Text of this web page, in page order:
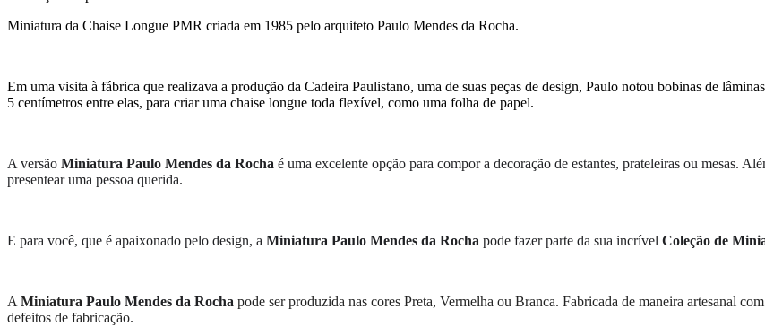
Miniatura da Chaise Longue PMR criada em 1985 pelo arquiteto Paulo Mendes da Rocha.
Em uma visita à fábrica que realizava a produção da Cadeira Paulistano, uma de suas peças de design, Paulo notou bobinas de
5 centímetros entre elas, para criar uma chaise longue toda flexível, como uma folha de papel.
A versão Miniatura Paulo Mendes da Rocha é uma excelente opção para compor a decoração de estantes, prateleiras ou mesas.
presentear uma pessoa querida.
E para você, que é apaixonado pelo design, a Miniatura Paulo Mendes da Rocha pode fazer parte da sua incrível Coleção de
A Miniatura Paulo Mendes da Rocha pode ser produzida nas cores Preta, Vermelha ou Branca. Fabricada de maneira artesanal
defeitos de fabricação.